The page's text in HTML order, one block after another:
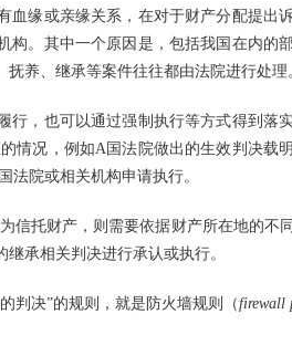
血缘或亲缘关系，在对于财产分配提出
构。其中一个原因是，包括我国在内的
养、继承等案件往往都由法院进行处理
行，也可以通过强制执行等方式得到落
情况，例如A国法院做出的生效判决载
法院或相关机构申请执行。
信托财产，则需要依据财产所在地的不
承相关判决进行承认或执行。
判决”的规则，就是防火墙规则（firewall